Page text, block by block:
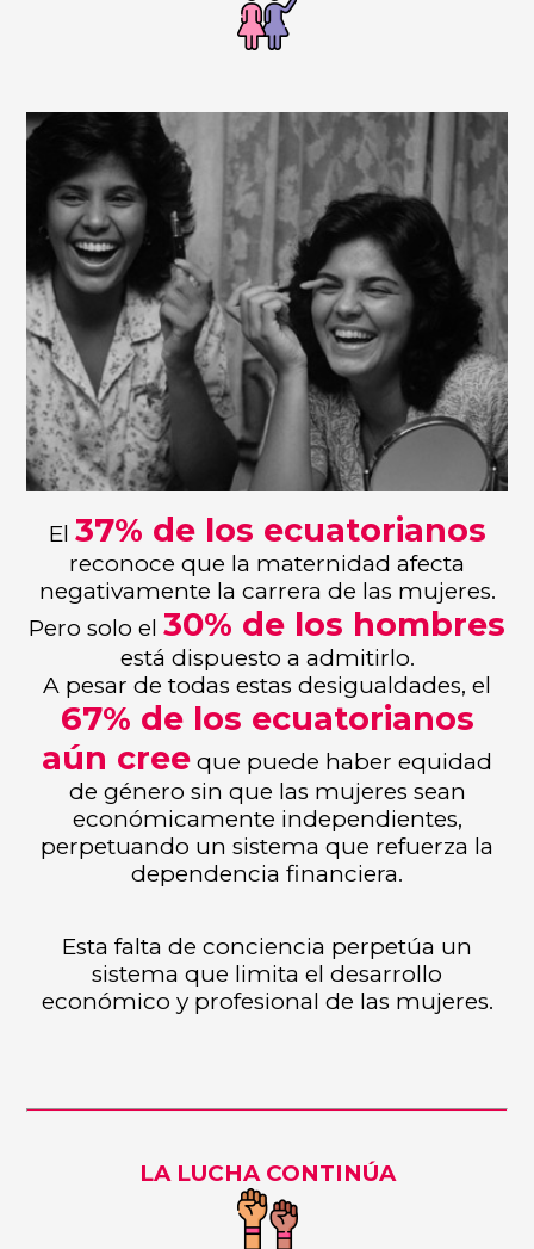
El 37% de los ecuatorianos
reconoce que la maternidad afecta
negativamente la carrera de las mujeres.
Pero solo el 30% de los hombres
está dispuesto a admitirlo.
A pesar de todas estas desigualdades, el
67% de los ecuatorianos
aún cree que puede haber equidad
de género sin que las mujeres sean
económicamente independientes,
perpetuando un sistema que refuerza la
dependencia financiera.
Esta falta de conciencia perpetúa un
sistema que limita el desarrollo
económico y profesional de las mujeres.
LA LUCHA CONTINÚA